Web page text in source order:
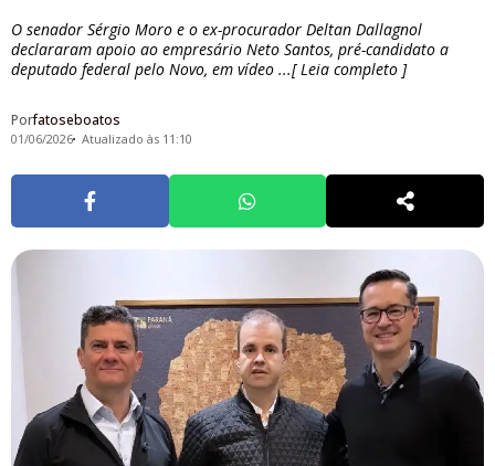
O senador Sérgio Moro e o ex-procurador Deltan Dallagnol
declararam apoio ao empresário Neto Santos, pré-candidato a
deputado federal pelo Novo, em vídeo ...[ Leia completo ]
Porfatoseboatos
01/06/2026 Atualizado às 11:10